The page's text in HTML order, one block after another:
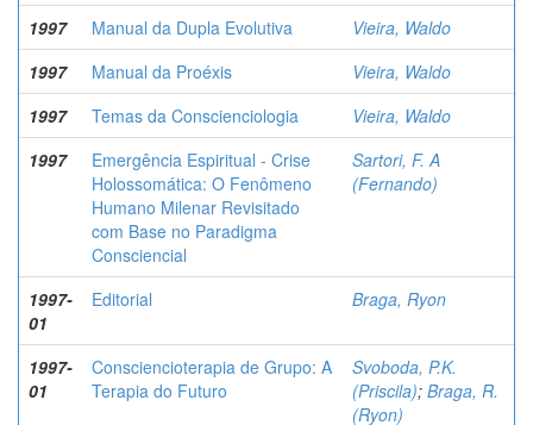
1997 Manual da Dupla Evolutiva
Vieira, Waldo
1997
Manual da Proéxis
Vieira, Waldo
1997
Temas da Conscienciologia
Vieira, Waldo
1997
Emergência Espiritual - Crise
Holossomática: O Fenômeno
Humano Milenar Revisitado
com Base no Paradigma
Consciencial
Sartori, F. A
(Fernando)
1997-
01
Editorial Braga, Ryon
1997-
01
Consciencioterapia de Grupo: A
Terapia do Futuro
Svoboda, P.K.
(Priscila); Braga, R.
(Ryon)